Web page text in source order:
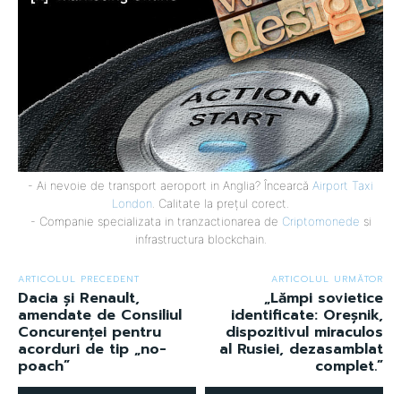
- Ai nevoie de transport aeroport in Anglia? Încearcă Airport Taxi
London . Calitate la prețul corect.
- Companie specializata in tranzactionarea de Criptomonede si
infrastructura blockchain.
ARTICOLUL PRECEDENT
Dacia și Renault,
amendate de Consiliul
Concurenței pentru
acorduri de tip „no-
poach”
ARTICOLUL URMĂTOR
„Lămpi sovietice
identificate: Oreșnik,
dispozitivul miraculos
al Rusiei, dezasamblat
complet.”